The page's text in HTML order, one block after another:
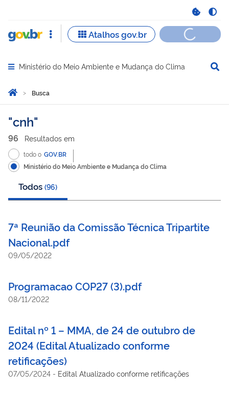
Abrir menu principal de navegação
Ministério do Meio Ambiente e Mudança do Clima
Você está aqui:
Página Inicial
Busca
Busca
cnh
96 Resultados em
todo o GOV.BR
Ministério do Meio Ambiente e Mudança do Clima
Todos (96)
7ª Reunião da Comissão Técnica Tripartite
Nacional.pdf
09/05/2022
Programacao COP27 (3).pdf
08/11/2022
Edital nº 1 – MMA, de 24 de outubro de
2024 (Edital Atualizado conforme
retificações)
07/05/2024 - Edital Atualizado conforme retificações